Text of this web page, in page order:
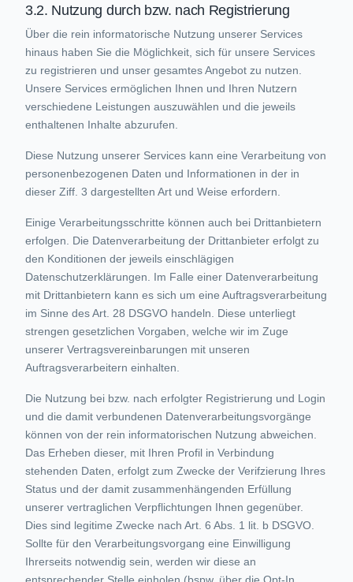
3.2. Nutzung durch bzw. nach Registrierung
Über die rein informatorische Nutzung unserer Services
hinaus haben Sie die Möglichkeit, sich für unsere Services
zu registrieren und unser gesamtes Angebot zu nutzen.
Unsere Services ermöglichen Ihnen und Ihren Nutzern
verschiedene Leistungen auszuwählen und die jeweils
enthaltenen Inhalte abzurufen.
Diese Nutzung unserer Services kann eine Verarbeitung von
personenbezogenen Daten und Informationen in der in
dieser Ziff. 3 dargestellten Art und Weise erfordern.
Einige Verarbeitungsschritte können auch bei Drittanbietern
erfolgen. Die Datenverarbeitung der Drittanbieter erfolgt zu
den Konditionen der jeweils einschlägigen
Datenschutzerklärungen. Im Falle einer Datenverarbeitung
mit Drittanbietern kann es sich um eine Auftragsverarbeitung
im Sinne des Art. 28 DSGVO handeln. Diese unterliegt
strengen gesetzlichen Vorgaben, welche wir im Zuge
unserer Vertragsvereinbarungen mit unseren
Auftragsverarbeitern einhalten.
Die Nutzung bei bzw. nach erfolgter Registrierung und Login
und die damit verbundenen Datenverarbeitungsvorgänge
können von der rein informatorischen Nutzung abweichen.
Das Erheben dieser, mit Ihren Profil in Verbindung
stehenden Daten, erfolgt zum Zwecke der Verifzierung Ihres
Status und der damit zusammenhängenden Erfüllung
unserer vertraglichen Verpflichtungen Ihnen gegenüber.
Dies sind legitime Zwecke nach Art. 6 Abs. 1 lit. b DSGVO.
Sollte für den Verarbeitungsvorgang eine Einwilligung
Ihrerseits notwendig sein, werden wir diese an